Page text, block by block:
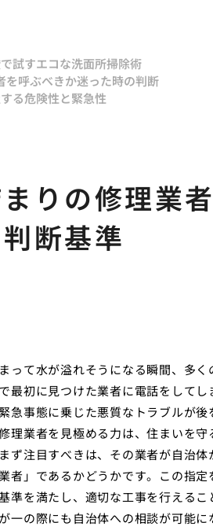
試すエコな洗面所掃除術
を呼ぶべきか迷った時の判断
る危険性と緊急性
りの修理業
断基準
って水が溢れそうになる瞬間、多く
最初に見つけた業者に電話をしてし
急事態に乗じた悪質なトラブルが
理業者を見極める力は、住まいを
ず注目すべきは、その業者が自治
者」であるかどうかです。この指定
準を満たし、適切な工事を行える
一の際にも自治体への相談が可能